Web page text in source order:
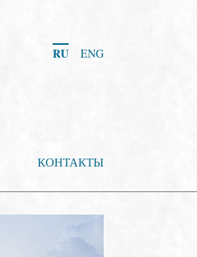
RU ENG
КОНТАКТЫ